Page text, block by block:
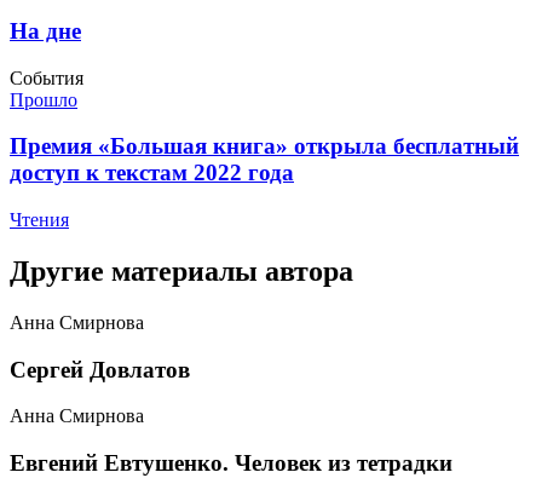
​На дне
События
Прошло
​Премия «Большая книга» открыла бесплатный
доступ к текстам 2022 года
Чтения
Другие материалы автора
Анна Смирнова
​Сергей Довлатов
Анна Смирнова
Евгений Евтушенко. Человек из тетрадки